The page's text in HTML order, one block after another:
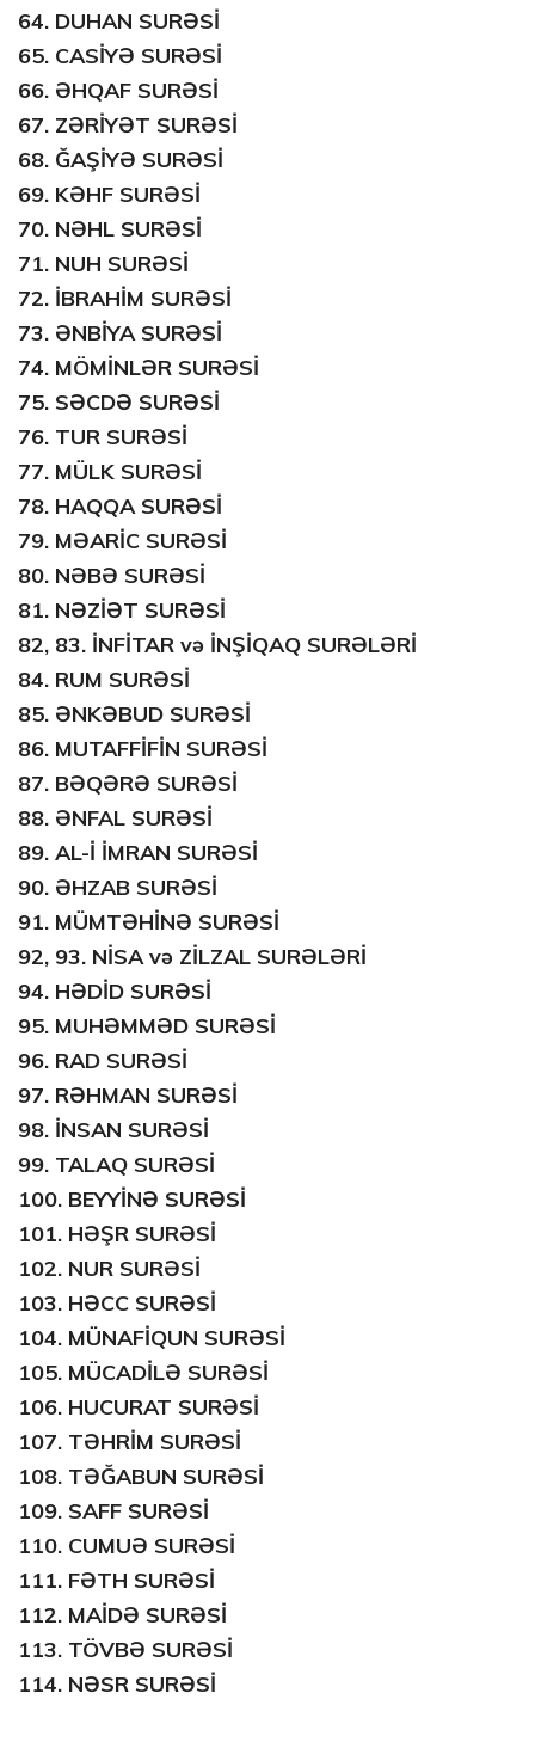
64. DUHAN SURƏSİ
65. CASİYƏ SURƏSİ
66. ƏHQAF SURƏSİ
67. ZƏRİYƏT SURƏSİ
68. ĞAŞİYƏ SURƏSİ
69. KƏHF SURƏSİ
70. NƏHL SURƏSİ
71. NUH SURƏSİ
72. İBRAHİM SURƏSİ
73. ƏNBİYA SURƏSİ
74. MÖMİNLƏR SURƏSİ
75. SƏCDƏ SURƏSİ
76. TUR SURƏSİ
77. MÜLK SURƏSİ
78. HAQQA SURƏSİ
79. MƏARİC SURƏSİ
80. NƏBƏ SURƏSİ
81. NƏZİƏT SURƏSİ
82, 83. İNFİTAR və İNŞİQAQ SURƏLƏRİ
84. RUM SURƏSİ
85. ƏNKƏBUD SURƏSİ
86. MUTAFFİFİN SURƏSİ
87. BƏQƏRƏ SURƏSİ
88. ƏNFAL SURƏSİ
89. AL-İ İMRAN SURƏSİ
90. ƏHZAB SURƏSİ
91. MÜMTƏHİNƏ SURƏSİ
92, 93. NİSA və ZİLZAL SURƏLƏRİ
94. HƏDİD SURƏSİ
95. MUHƏMMƏD SURƏSİ
96. RAD SURƏSİ
97. RƏHMAN SURƏSİ
98. İNSAN SURƏSİ
99. TALAQ SURƏSİ
100. BEYYİNƏ SURƏSİ
101. HƏŞR SURƏSİ
102. NUR SURƏSİ
103. HƏCC SURƏSİ
104. MÜNAFİQUN SURƏSİ
105. MÜCADİLƏ SURƏSİ
106. HUCURAT SURƏSİ
107. TƏHRİM SURƏSİ
108. TƏĞABUN SURƏSİ
109. SAFF SURƏSİ
110. CUMUƏ SURƏSİ
111. FƏTH SURƏSİ
112. MAİDƏ SURƏSİ
113. TÖVBƏ SURƏSİ
114. NƏSR SURƏSİ